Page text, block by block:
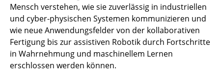
Mensch verstehen, wie sie zuverlässig in industriellen
und cyber-physischen Systemen kommunizieren und
wie neue Anwendungsfelder von der kollaborativen
Fertigung bis zur assistiven Robotik durch Fortschritte
in Wahrnehmung und maschinellem Lernen
erschlossen werden können.